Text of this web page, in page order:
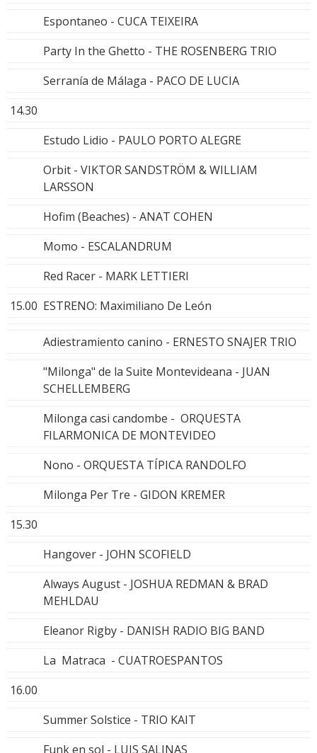
Espontaneo - CUCA TEIXEIRA
Party In the Ghetto - THE ROSENBERG TRIO
Serranía de Málaga - PACO DE LUCIA
14.30
Estudo Lidio - PAULO PORTO ALEGRE
Orbit - VIKTOR SANDSTRÖM & WILLIAM
LARSSON
Hofim (Beaches) - ANAT COHEN
Momo - ESCALANDRUM
Red Racer - MARK LETTIERI
15.00 ESTRENO: Maximiliano De León
Adiestramiento canino - ERNESTO SNAJER TRIO
"Milonga" de la Suite Montevideana - JUAN
SCHELLEMBERG
Milonga casi candombe - ORQUESTA
FILARMONICA DE MONTEVIDEO
Nono - ORQUESTA TÍPICA RANDOLFO
Milonga Per Tre - GIDON KREMER
15.30
Hangover - JOHN SCOFIELD
Always August - JOSHUA REDMAN & BRAD
MEHLDAU
Eleanor Rigby - DANISH RADIO BIG BAND
La Matraca - CUATROESPANTOS
16.00
Summer Solstice - TRIO KAIT
Funk en sol - LUIS SALINAS